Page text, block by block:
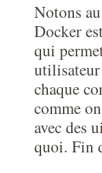
Notons
Docker
qui
chaque
comme
avec des
quoi. Fin